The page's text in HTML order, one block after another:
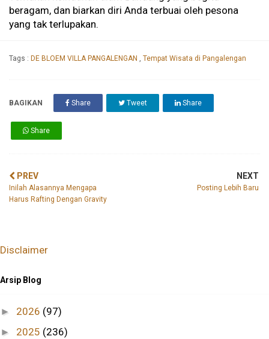
beragam, dan biarkan diri Anda terbuai oleh pesona
yang tak terlupakan.
Tags : DE BLOEM VILLA PANGALENGAN , Tempat Wisata di Pangalengan
BAGIKAN Share Tweet Share
Share
PREV
Inilah Alasannya Mengapa
Harus Rafting Dengan Gravity
NEXT
Posting Lebih Baru
Disclaimer
Arsip Blog
► 2026 (97)
► 2025 (236)